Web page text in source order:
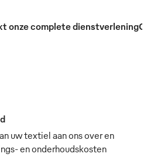
onze complete dienstverlening
uw textiel aan ons over en
en onderhoudskosten